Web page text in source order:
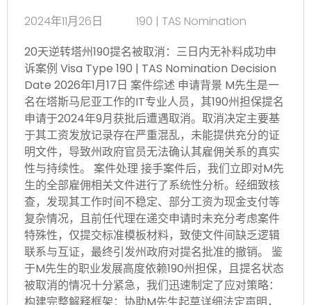
2024年11月26日
190 | TAS Nomination
20天逆转塔州190提名被取消：三日内无补料成功申
诉案例 Visa Type 190 | TAS Nomination Decision
Date 2026年1月17日 案件综述 申请背景 M先生是一
名在塔斯马尼亚工作的IT专业人员，其190州担保提名
申请于2024年9月获批后遭遇取消。取消决定主要基
于其工资发放记录存在严重混乱，未能提供充分的证
明文件，导致州政府官员无法确认其雇佣关系的真实
性与持续性。 案件处理 接手案件后，我们立即对M先
生的全部雇佣相关文件进行了系统性分析。经细致核
查，发现其工作时间不稳定、部分工资为现金支付等
复杂情况，且前任代理在递交申请时未充分考虑案件
特殊性，仅提交标准模板材料，致使文件间缺乏逻辑
联系与互证，最终引发州政府对提名批准的撤销。 鉴
于M先生的职业发展高度依赖190州担保，且提名状态
被取消的情况十分紧急，我们迅速制定了应对策略：